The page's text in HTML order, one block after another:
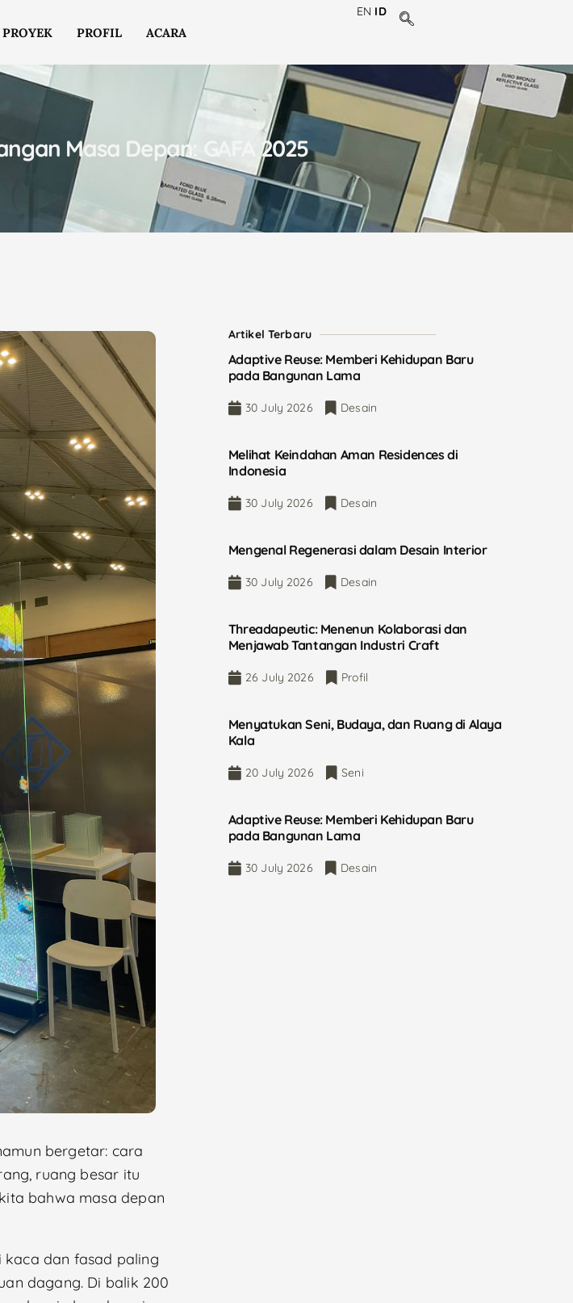
PROYEK PROFIL ACARA
EN ID
Masa Depan: GAFA 2025
bergetar: cara
ruang besar itu
bahwa masa depan
kaca dan fasad paling
dagang. Di balik 200
Artikel Terbaru
Adaptive Reuse: Memberi Kehidupan Baru
pada Bangunan Lama
30 July 2026 Desain
Melihat Keindahan Aman Residences di
Indonesia
30 July 2026 Desain
Mengenal Regenerasi dalam Desain Interior
30 July 2026 Desain
Threadapeutic: Menenun Kolaborasi dan
Menjawab Tantangan Industri Craft
26 July 2026 Profil
Menyatukan Seni, Budaya, dan Ruang di Alaya
Kala
20 July 2026 Seni
Adaptive Reuse: Memberi Kehidupan Baru
pada Bangunan Lama
30 July 2026 Desain